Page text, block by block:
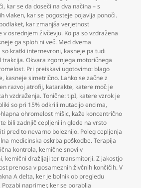
, kar se da doseči na dva načina – s
vlaken, kar se pogosteje pojavlja ponoči.
, kar zmanjša verjetnost
osrednjem živčevju. Ko pa so vzdražena
ga sploh ni več. Med dvema
kratki internevroni, kasneje pa tudi
Okvara zgornjega motoričnega
Pri preiskavi ugotovimo: blago
, kasneje simetrično. Lahko se začne z
razvoj atrofij, katarakte, katere moč je
vzdraženja. Tonične: tipI, katere vzrok je
so pri 15% odkrili mutacijo encima,
ohromelost mišic, kaže koncentrično
bili zadnjič cepljeni in glede na vrsto
pred to nevarno boleznijo. Poleg cepljenja
medicinska oskrba poškodbe. Terapija
kontrola, kemične snovi v
, kemični dražljaji ter transmitorji. Z jakostjo
prenosa v posameznih živčnih končičih. V
A delta, ker je bolnik ob pregledu
naprimer, ker se porablja